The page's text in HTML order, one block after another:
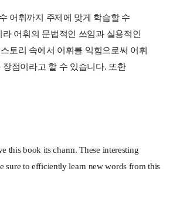
어휘까지 주제에 맞게 학습할 수
어휘의 문법적인 쓰임과 실용적인
토리 속에서 어휘를 익힘으로써 어휘
점이라고 할 수 있습니다. 또한
this book its charm. These interesting
sure to efficiently learn new words from this